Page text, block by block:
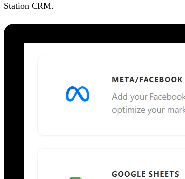
Station CRM.